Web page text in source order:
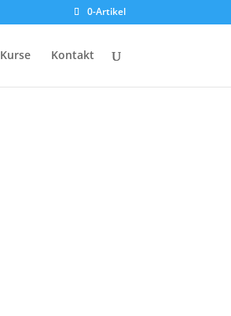
0-Artikel
Kurse Kontakt